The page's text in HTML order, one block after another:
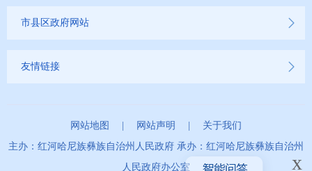
市县区政府网站
友情链接
网站地图 网站声明
关于我们
主办：红河哈尼族彝族自治州人民政府 承办：红河哈尼族彝族自治州
人民政府办公室
x